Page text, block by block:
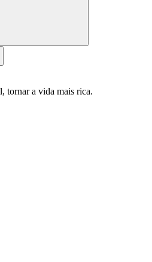
tornar a vida mais rica.